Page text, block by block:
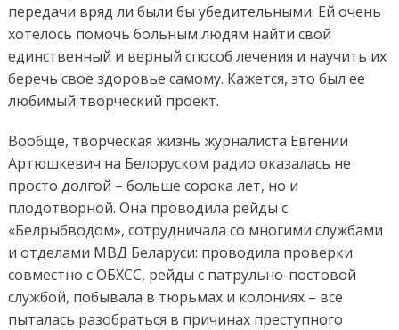
передачи вряд ли были бы убедительными. Ей очень
хотелось помочь больным людям найти свой
единственный и верный способ лечения и научить их
беречь свое здоровье самому. Кажется, это был ее
любимый творческий проект.
Вообще, творческая жизнь журналиста Евгении
Артюшкевич на Белоруском радио оказалась не
просто долгой – больше сорока лет, но и
плодотворной. Она проводила рейды с
«Белрыбводом», сотрудничала со многими службами
и отделами МВД Беларуси: проводила проверки
совместно с ОБХСС, рейды с патрульно-постовой
службой, побывала в тюрьмах и колониях – все
пыталась разобраться в причинах преступного